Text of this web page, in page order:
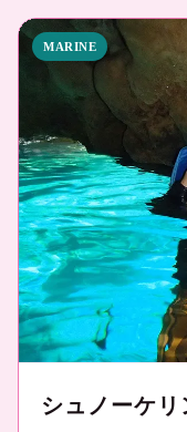
MARINE
シュノーケリ